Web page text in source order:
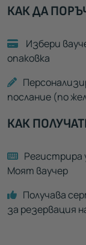
КАК ДА
Избери
опаковка
послание (по
КАК
Регистрира
Моят ваучер
Получава
за резервация